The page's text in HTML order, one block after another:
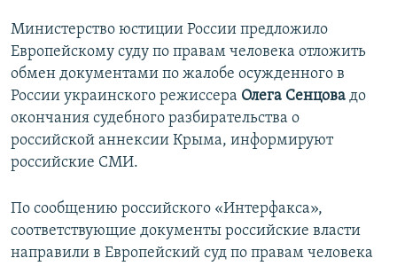
Министерство юстиции России предложило
Европейскому суду по правам человека отложить
обмен документами по жалобе осужденного в
России украинского режиссера Олега Сенцова до
окончания судебного разбирательства о
российской аннексии Крыма, информируют
российские СМИ.
По сообщению российского «Интерфакса»,
соответствующие документы российские власти
направили в Европейский суд по правам человека